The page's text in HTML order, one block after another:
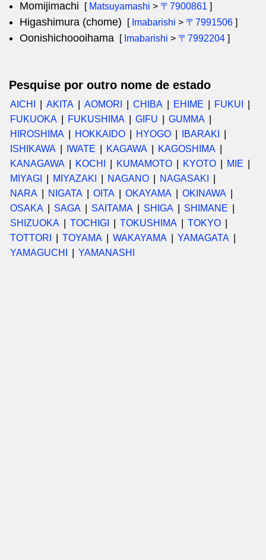
Momijimachi [ Matsuyamashi > 〒7900861 ]
Higashimura (chome) [ Imabarishi > 〒7991506 ]
Oonishichoooihama [ Imabarishi > 〒7992204 ]
Pesquise por outro nome de estado
AICHI AKITA AOMORI CHIBA EHIME
FUKUI
FUKUOKA
FUKUSHIMA GIFU
GUMMA
HIROSHIMA
HOKKAIDO HYOGO
IBARAKI
ISHIKAWA
IWATE KAGAWA
KAGOSHIMA
KANAGAWA
KOCHI KUMAMOTO KYOTO
MIE
MIYAGI
MIYAZAKI NAGANO
NAGASAKI
NARA
NIGATA OITA OKAYAMA
OKINAWA
OSAKA
SAGA SAITAMA SHIGA
SHIMANE
SHIZUOKA
TOCHIGI TOKUSHIMA
TOKYO
TOTTORI
TOYAMA WAKAYAMA
YAMAGATA
YAMAGUCHI
YAMANASHI